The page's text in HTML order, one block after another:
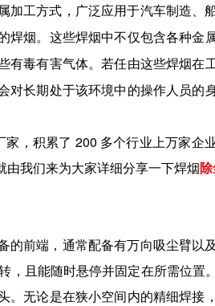
工方式，广泛应用于汽车制造、
焊烟。这些焊烟中不仅包含各种金
毒有害气体。若任由这些焊烟在
长期处于该环境中的操作人员的
，积累了 200 多个行业上万家企
我们来为大家详细分享一下焊烟
的前端，通常配备有万向吸尘臂以
，且能随时悬停并固定在所需位置
无论是在狭小空间内的精细焊接